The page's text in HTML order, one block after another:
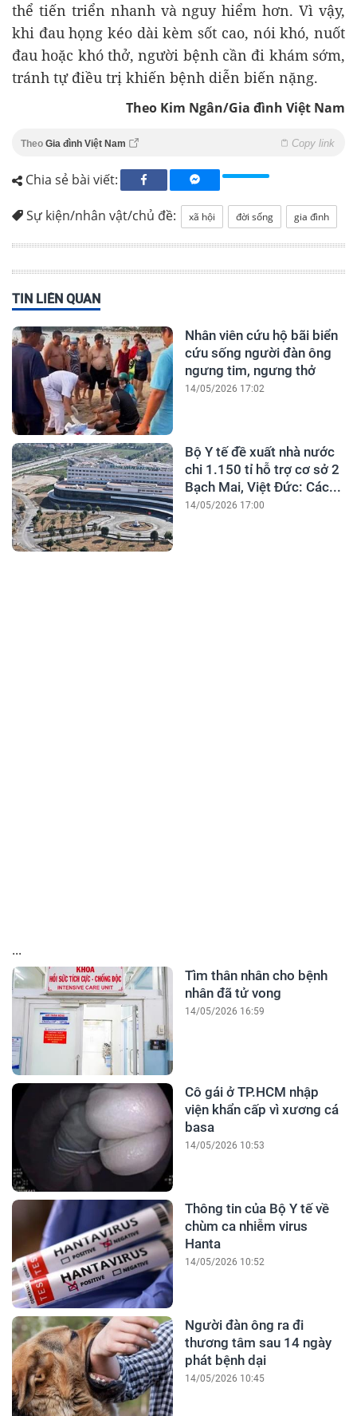
thể tiến triển nhanh và nguy hiểm hơn. Vì vậy,
khi đau họng kéo dài kèm sốt cao, nói khó, nuốt
đau hoặc khó thở, người bệnh cần đi khám sớm,
tránh tự điều trị khiến bệnh diễn biến nặng.
Theo Kim Ngân/Gia đình Việt Nam
Theo Gia đình Việt Nam Copy link
Chia sẻ bài viết:
Sự kiện/nhân vật/chủ đề: xã hội đời sống gia đình
TIN LIÊN QUAN
Nhân viên cứu hộ bãi biển
cứu sống người đàn ông
ngưng tim, ngưng thở
14/05/2026 17:02
Bộ Y tế đề xuất nhà nước
chi 1.150 tỉ hỗ trợ cơ sở 2
Bạch Mai, Việt Đức: Các...
14/05/2026 17:00
...
Tìm thân nhân cho bệnh
nhân đã tử vong
14/05/2026 16:59
Cô gái ở TP.HCM nhập
viện khẩn cấp vì xương cá
basa
14/05/2026 10:53
Thông tin của Bộ Y tế về
chùm ca nhiễm virus
Hanta
14/05/2026 10:52
Người đàn ông ra đi
thương tâm sau 14 ngày
phát bệnh dại
14/05/2026 10:45